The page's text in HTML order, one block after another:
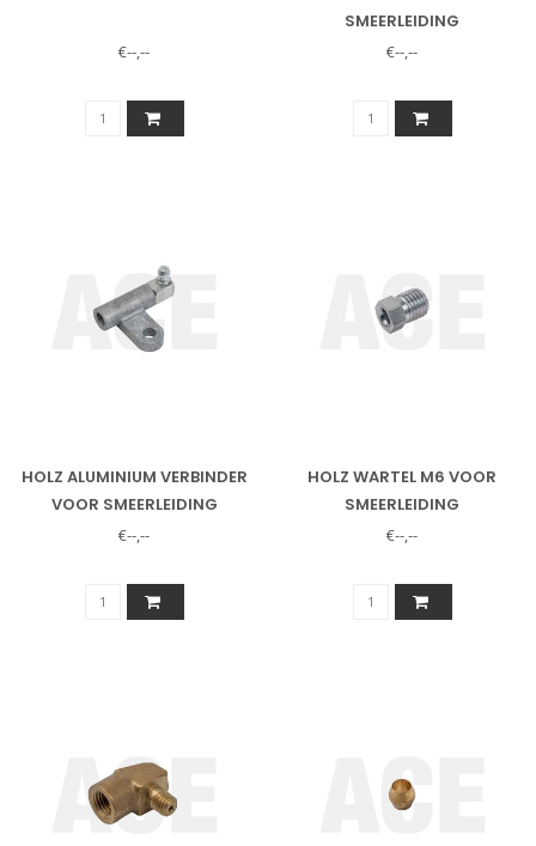
€--,--
SMEERLEIDING
€--,--
HOLZ ALUMINIUM VERBINDER
VOOR SMEERLEIDING
€--,--
HOLZ WARTEL M6 VOOR
SMEERLEIDING
€--,--